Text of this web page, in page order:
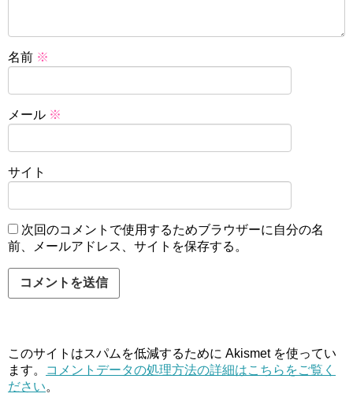
名前 ※
メール ※
サイト
次回のコメントで使用するためブラウザーに自分の名
前、メールアドレス、サイトを保存する。
このサイトはスパムを低減するために Akismet を使ってい
ます。
コメントデータの処理方法の詳細はこちらをご覧く
ださい。